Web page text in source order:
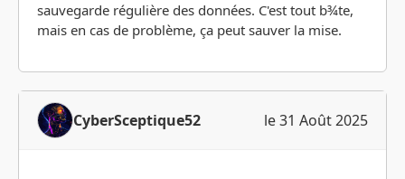
sauvegarde régulière des données. C'est tout b¾te,
mais en cas de problème, ça peut sauver la mise.
CyberSceptique52 le 31 Août 2025